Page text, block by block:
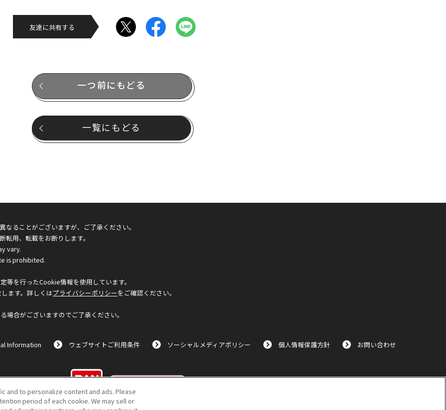
友達に共有する
一つ前にもどる
一覧にもどる
ることがございますが、ご了承ください。
用、転載をお断りします。
vary.
is prohibited.
を行ったCookie情報を使用しています。
ます。詳しくはプライバシーポリシーをご確認ください。
合がございますのでご了承ください。
Information ウェブサイトご利用条件 ソーシャルメディアポリシー 個人情報保護方針 お問い合わせ
and to personalize content and ads. Please
period of each cookie. We may sell or